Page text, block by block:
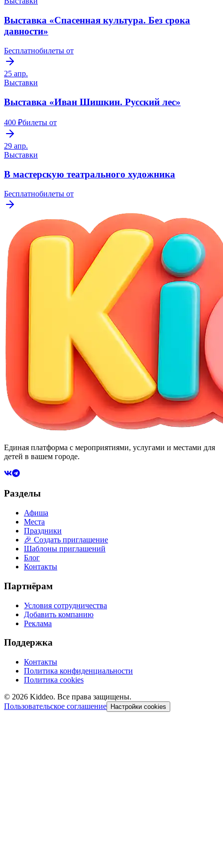
Выставка «Спасенная культура. Без срока
давности»
Бесплатнобилеты от
25 апр.
Выставки
Выставка «Иван Шишкин. Русский лес»
400 ₽билеты от
29 апр.
Выставки
В мастерскую театрального художника
Бесплатнобилеты от
Единая платформа с мероприятиями, услугами и местами для
детей в вашем городе.
Разделы
Афиша
Места
Праздники
🎉 Создать приглашение
Шаблоны приглашений
Блог
Контакты
Партнёрам
Условия сотрудничества
Добавить компанию
Реклама
Поддержка
Контакты
Политика конфиденциальности
Политика cookies
© 2026 Kiddeo. Все права защищены.
Пользовательское соглашение
Настройки cookies